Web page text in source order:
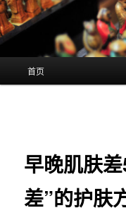
首页
早晚肌肤
差”的护肤